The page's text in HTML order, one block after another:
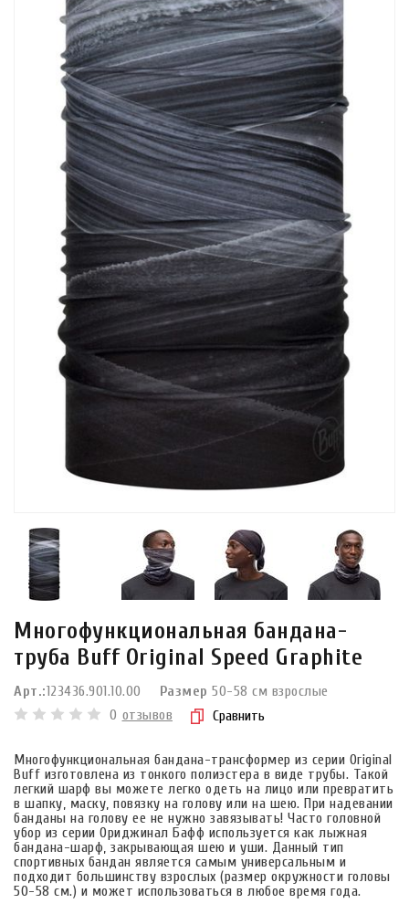
Многофункциональная бандана-
труба Buff Original Speed Graphite
Арт.:123436.901.10.00 Размер 50-58 см взрослые
0 отзывов Сравнить
Многофункциональная бандана-трансформер из серии Original
Buff изготовлена из тонкого полиэстера в виде трубы. Такой
легкий шарф вы можете легко одеть на лицо или превратить
в шапку, маску, повязку на голову или на шею. При надевании
банданы на голову ее не нужно завязывать! Часто головной
убор из серии Ориджинал Бафф используется как лыжная
бандана-шарф, закрывающая шею и уши. Данный тип
спортивных бандан является самым универсальным и
подходит большинству взрослых (размер окружности головы
50-58 см.) и может использоваться в любое время года.